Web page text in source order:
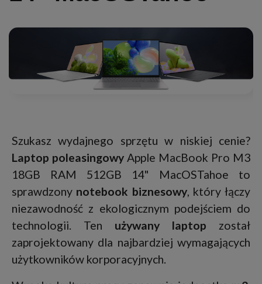
Szukasz wydajnego sprzętu w niskiej cenie?
Laptop poleasingowy Apple MacBook Pro M3
18GB RAM 512GB 14" MacOSTahoe to
sprawdzony notebook biznesowy, który łączy
niezawodność z ekologicznym podejściem do
technologii. Ten używany laptop został
zaprojektowany dla najbardziej wymagających
użytkowników korporacyjnych.